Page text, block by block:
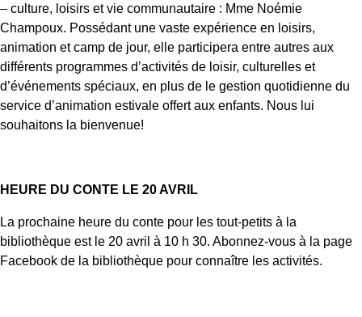
– culture, loisirs et vie communautaire : Mme Noémie
Champoux. Possédant une vaste expérience en loisirs,
animation et camp de jour, elle participera entre autres aux
différents programmes d’activités de loisir, culturelles et
d’événements spéciaux, en plus de le gestion quotidienne du
service d’animation estivale offert aux enfants. Nous lui
souhaitons la bienvenue!
HEURE DU CONTE LE 20 AVRIL
La prochaine heure du conte pour les tout-petits à la
bibliothèque est le 20 avril à 10 h 30. Abonnez-vous à la page
Facebook de la bibliothèque pour connaître les activités.